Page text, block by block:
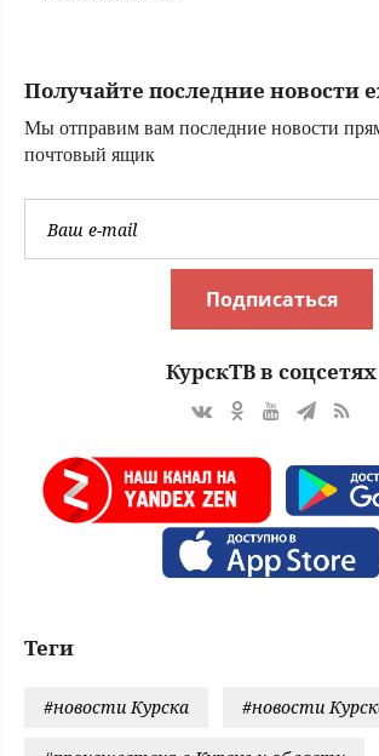
Получайте последние новости
Мы отправим вам последние новости
почтовый ящик
Подписаться
КурскТВ в соцсетях
Теги
#новости Курска #новости